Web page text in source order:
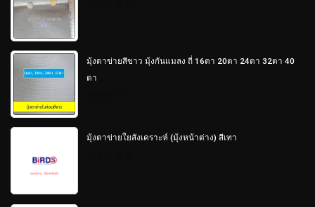
มุ้งตาข่ายสีขาว มุ้งกันแมลง ถี่ 16ตา 20ตา 24ตา 32ตา 40
ตา
มุ้งตาข่ายใยสังเคราะห์ (มุ้งหน้าต่าง) สีเทา